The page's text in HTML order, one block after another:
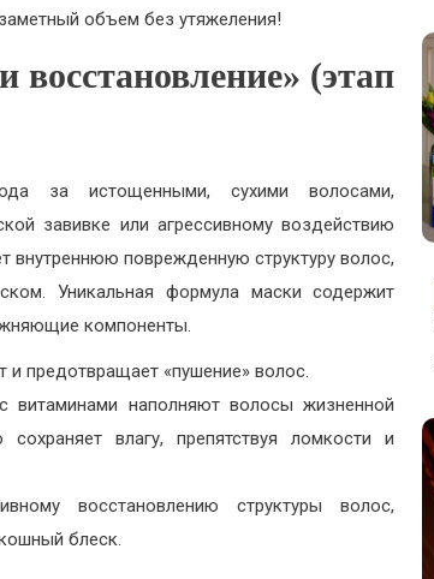
объем без утяжеления!
(этап
за истощенными, сухими волосами,
завивке или агрессивному воздействию
внутреннюю поврежденную структуру волос,
Уникальная формула маски содержит
компоненты.
предотвращает «пушение» волос.
наполняют волосы жизненной
влагу, препятствуя ломкости и
восстановлению структуры волос,
блеск.